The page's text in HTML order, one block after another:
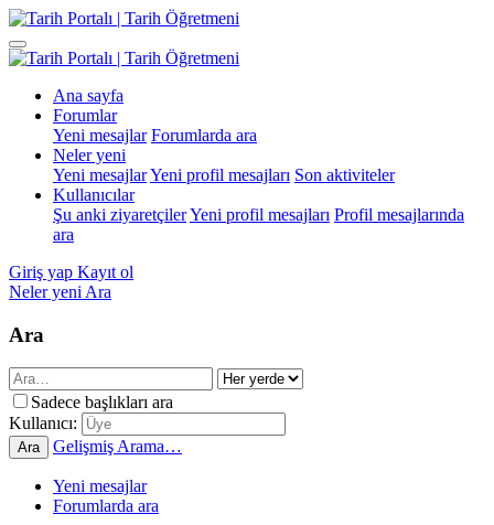
Ana sayfa
Forumlar
Yeni mesajlar Forumlarda ara
Neler yeni
Yeni mesajlarYeni profil mesajları Son aktiviteler
Kullanıcılar
Şu anki ziyaretçilerYeni profil mesajları Profil mesajlarında
ara
Giriş yap Kayıt ol
Neler yeni Ara
Ara
Sadece başlıkları ara
Kullanıcı:
Ara Gelişmiş Arama…
Yeni mesajlar
Forumlarda ara